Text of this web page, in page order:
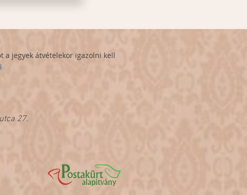
a jegyek átvételekor igazolni kell
27.